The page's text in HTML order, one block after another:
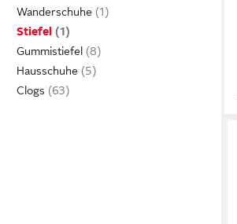
Wanderschuhe
Stiefel
Gummistiefel
Hausschuhe
Clogs